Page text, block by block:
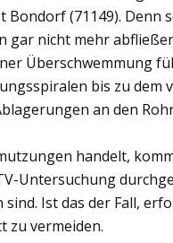
(71149). Denn
gar nicht mehr
Überschwemmung
bis zu dem
an den
handelt,
Untersuchung
Ist das der Fall,
zu vermeiden.